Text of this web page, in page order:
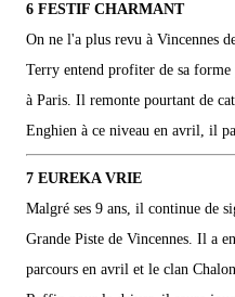
6 FESTIF CHARMANT
On ne l'a plus revu à Vincennes
Terry entend profiter de sa
à Paris. Il remonte pourtant de
Enghien à ce niveau en avril, il
7 EUREKA VRIE
Malgré ses 9 ans, il continue de
Grande Piste de Vincennes. Il a
parcours en avril et le clan